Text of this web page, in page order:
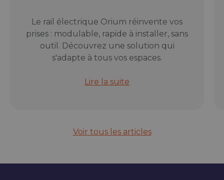
Le rail électrique Orium réinvente vos
prises : modulable, rapide à installer, sans
outil. Découvrez une solution qui
s'adapte à tous vos espaces.
Rail électrique modulable Orium :
Lire la suite
Voir tous les articles